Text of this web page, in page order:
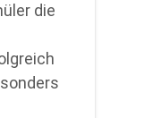
die